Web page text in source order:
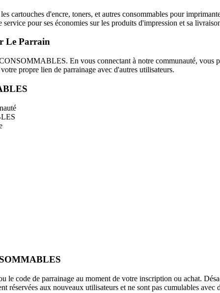
cartouches d'encre, toners, et autres consommables pour
pour ses économies sur les produits d'impression et sa
Le Parrain
En vous connectant à notre communauté, vous
propre lien de parrainage avec d'autres utilisateurs.
le code de parrainage au moment de votre inscription ou achat.
réservées aux nouveaux utilisateurs et ne sont pas cumulables avec